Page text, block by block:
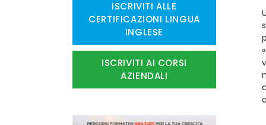
ISCRIVITI ALLE
CERTIFICAZIONI LINGUA
INGLESE
ISCRIVITI AI CORSI
AZIENDALI